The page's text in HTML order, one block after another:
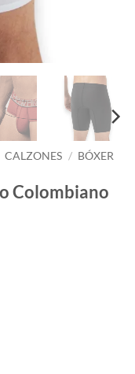
CALZONES / BÓXER
Colombiano